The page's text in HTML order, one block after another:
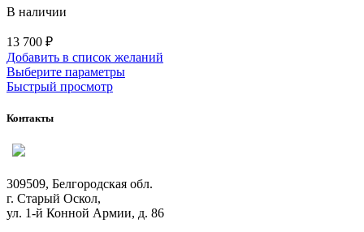
В наличии
13 700 ₽
Добавить в список желаний
Выберите параметрыЭтот
на
товара.
Быстрый просмотр
Контакты
309509, Белгородская обл.
г. Старый Оскол,
ул. 1-й Конной Армии, д. 86